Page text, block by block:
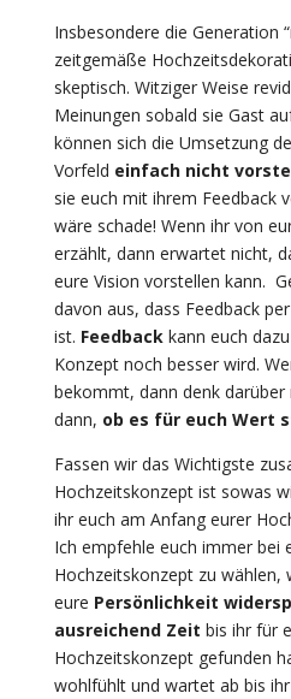
Insbesondere die Generation
zeitgemäße
skeptisch. Witziger Weise
Meinungen sobald sie Gast
können sich die Umsetzung
Vorfeld einfach nicht
sie euch mit ihrem Feedback
wäre schade! Wenn ihr von
erzählt, dann erwartet nicht,
eure Vision vorstellen kann.
davon aus, dass Feedback
ist. Feedbackkann euch
Konzept noch besser wird.
bekommt, dann denk
dann, ob es für euch Wert
Fassen wir das Wichtigste
Hochzeitskonzept ist sowas
ihr euch am Anfang eurer
Ich empfehle euch immer bei
Hochzeitskonzept zu wählen,
eure Persönlichkeit
ausreichend Zeit bis ihr für
Hochzeitskonzept gefunden
wohlfühlt und wartet ab bis